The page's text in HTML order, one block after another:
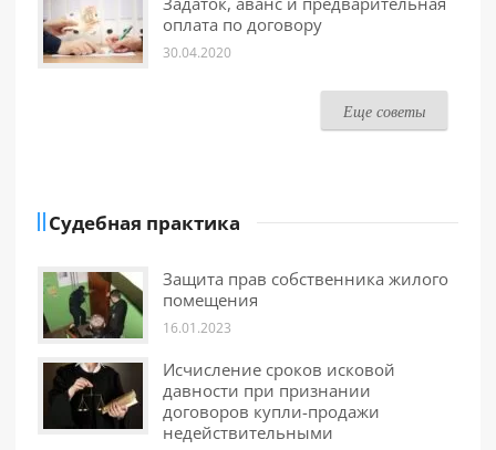
оплата по договору
30.04.2020
Еще советы
Судебная практика
Защита прав собственника жилого
помещения
16.01.2023
Исчисление сроков исковой
давности при признании
договоров купли-продажи
недействительными